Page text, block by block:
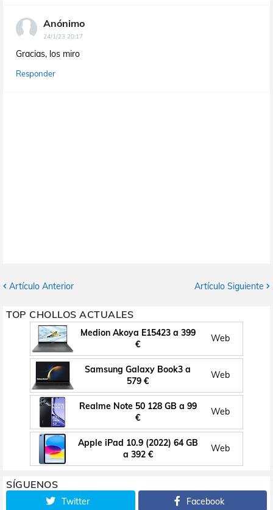
Anónimo
24/1/23 20:17
Gracias, los miro
Responder
Artículo Anterior Artículo Siguiente
TOP CHOLLOS ACTUALES
Medion Akoya E15423 a 399
€
Web
Samsung Galaxy Book3 a
579 €
Web
Realme Note 50 128 GB a 99
€
Web
Apple iPad 10.9 (2022) 64 GB
a 392 €
Web
SÍGUENOS
Twitter Facebook